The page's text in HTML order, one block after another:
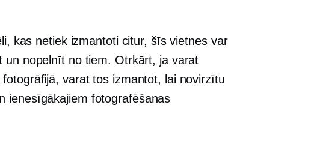
kas netiek izmantoti citur, šīs vietnes var
un nopelnīt no tiem. Otrkārt, ja varat
varat tos izmantot, lai novirzītu
ienesīgākajiem fotografēšanas